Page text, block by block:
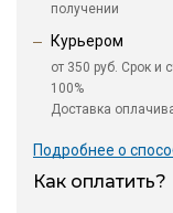
получении
Курьером
от 350 руб. Срок и
100%
Доставка
Подробнее о
Как оплатить?